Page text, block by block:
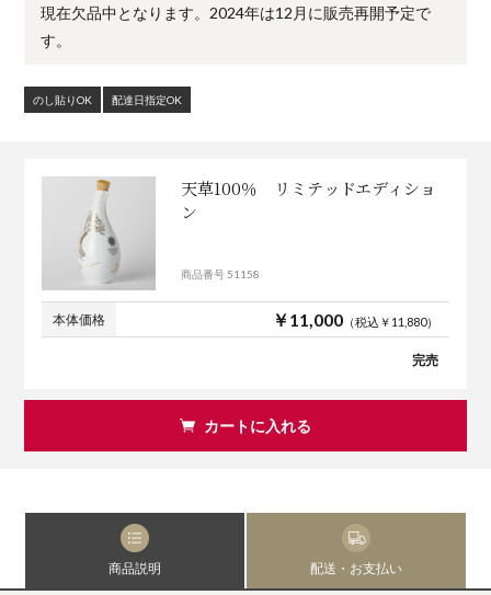
現在欠品中となります。2024年は12月に販売再開予定で
す。
のし貼りOK 配達日指定OK
天草100％ リミテッドエディショ
ン
商品番号 51158
本体価格 ￥11,000（税込￥11,880）
完売
カートに入れる
商品説明 配送・お支払い